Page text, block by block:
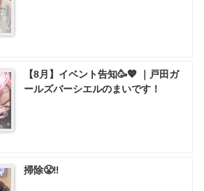
【8月】イベント告知🥳💖 ｜戸田ガ
ールズバーシエルのまいです！
掃除😤‼️